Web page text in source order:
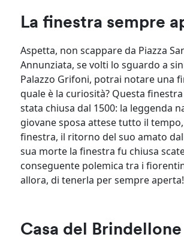
La finestra sempre
Aspetta, non scappare da Piazza
Annunziata, se volti lo sguardo a
Palazzo Grifoni, potrai notare una
quale è la curiosità? Questa
stata chiusa dal 1500: la leggenda
giovane sposa attese tutto il
finestra, il ritorno del suo amato
sua morte la finestra fu chiusa
conseguente polemica tra i
allora, di tenerla per sempre aperta!
Casa del Brindellone